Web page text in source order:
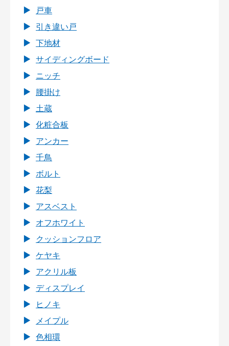
戸車
引き違い戸
下地材
サイディングボード
ニッチ
腰掛け
土蔵
化粧合板
アンカー
千鳥
ボルト
花梨
アスベスト
オフホワイト
クッションフロア
ケヤキ
アクリル板
ディスプレイ
ヒノキ
メイプル
色相環